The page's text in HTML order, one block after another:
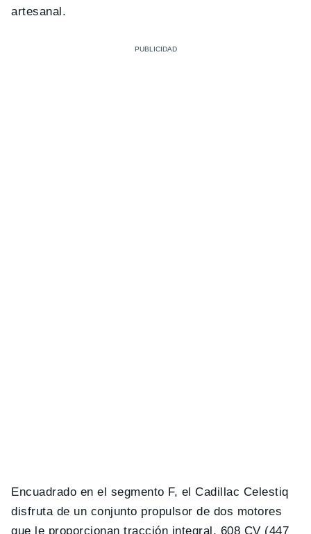
artesanal.
Encuadrado en el segmento F, el Cadillac Celestiq
disfruta de un conjunto propulsor de dos motores
que le proporcionan tracción integral, 608 CV (447